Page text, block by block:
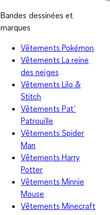
Bandes dessinées et
marques
Vêtements Pokémon
Vêtements La reine
des neiges
Vêtements Lilo &
Stitch
Vêtements Pat´
Patrouille
Vêtements Spider
Man
Vêtements Harry
Potter
Vêtements Minnie
Mouse
Vêtements Minecraft